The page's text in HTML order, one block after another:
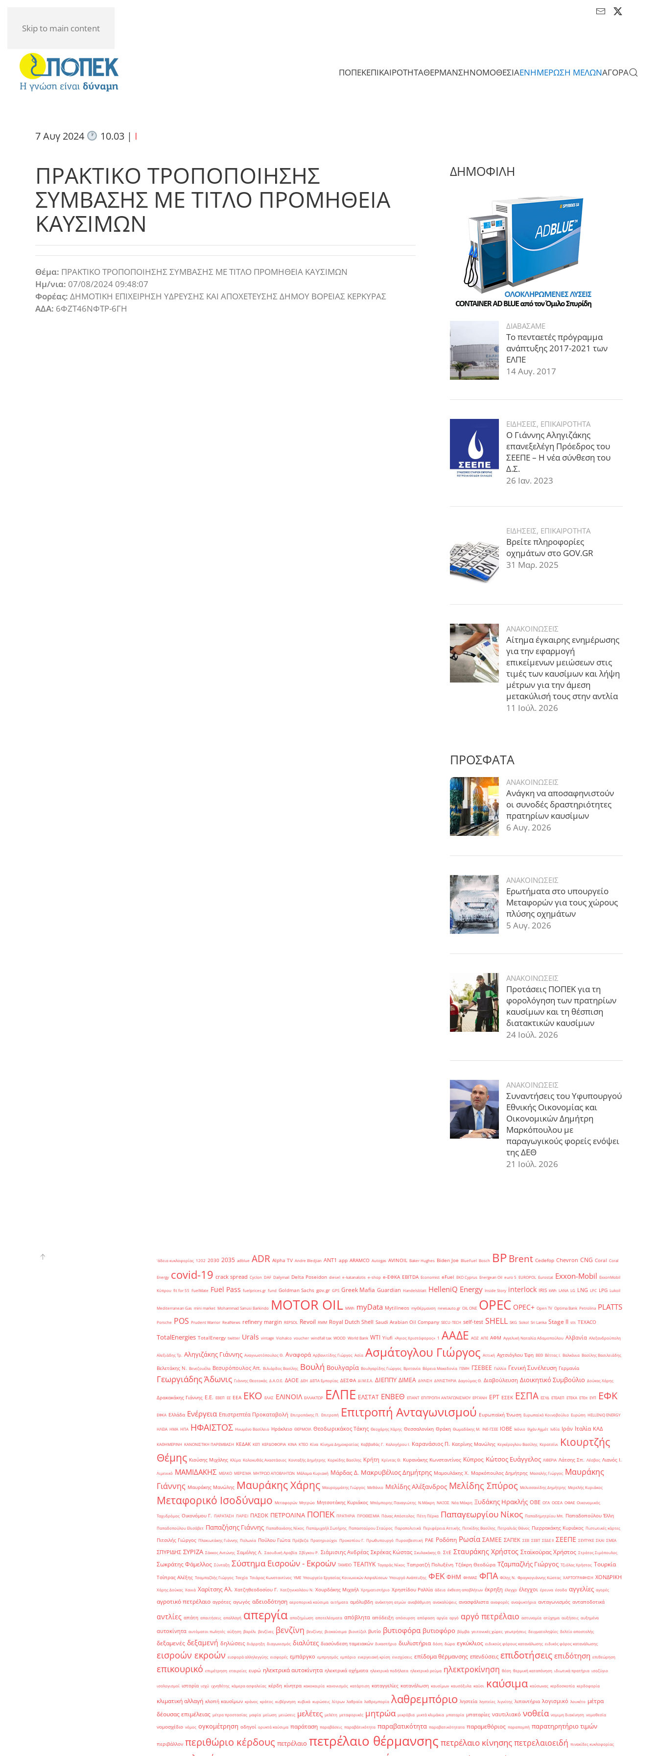
Skip to main content
ΠΟΠΕΚΕΠΙΚΑΙΡΟΤΗΤΑΘΕΡΜΑΝΣΗΝΟΜΟΘΕΣΙΑΕΝΗΜΕΡΩΣΗ ΜΕΛΩΝΑΓΟΡΑ
7 Αυγ 2024 10.03| I
ΠΡΑΚΤΙΚΟ ΤΡΟΠΟΠΟΙΗΣΗΣ
ΣΥΜΒΑΣΗΣ ΜΕ ΤΙΤΛΟ ΠΡΟΜΗΘΕΙΑ
ΚΑΥΣΙΜΩΝ
Θέμα: ΠΡΑΚΤΙΚΟ ΤΡΟΠΟΠΟΙΗΣΗΣ ΣΥΜΒΑΣΗΣ ΜΕ ΤΙΤΛΟ ΠΡΟΜΗΘΕΙΑ ΚΑΥΣΙΜΩΝ
Ημ/νια: 07/08/2024 09:48:07
Φορέας: ΔΗΜΟΤΙΚΗ ΕΠΙΧΕΙΡΗΣΗ ΥΔΡΕΥΣΗΣ ΚΑΙ ΑΠΟΧΕΤΕΥΣΗΣ ΔΗΜΟΥ ΒΟΡΕΙΑΣ ΚΕΡΚΥΡΑΣ
ΑΔΑ: 6ΦΖΤ46ΝΦΤΡ-6ΓΗ
ΔΗΜΟΦΙΛΗ
ΔΙΑΒΑΣΑΜΕ
Το πενταετές πρόγραμμα
ανάπτυξης 2017-2021 των
ΕΛΠΕ
14 Αυγ. 2017
ΕΙΔΗΣΕΙΣ, ΕΠΙΚΑΙΡΟΤΗΤΑ
Ο Γιάννης Αληγιζάκης
επανεξελέγη Πρόεδρος του
ΣΕΕΠΕ – Η νέα σύνθεση του
Δ.Σ.
26 Ιαν. 2023
ΕΙΔΗΣΕΙΣ, ΕΠΙΚΑΙΡΟΤΗΤΑ
Βρείτε πληροφορίες
οχημάτων στο GOV.GR
31 Μαρ. 2025
ΑΝΑΚΟΙΝΩΣΕΙΣ
Αίτημα έγκαιρης ενημέρωσης
για την εφαρμογή
επικείμενων μειώσεων στις
τιμές των καυσίμων και λήψη
μέτρων για την άμεση
μετακύλισή τους στην αντλία
11 Ιούλ. 2026
ΠΡΟΣΦΑΤΑ
ΑΝΑΚΟΙΝΩΣΕΙΣ
Ανάγκη να αποσαφηνιστούν
οι συνοδές δραστηριότητες
πρατηρίων καυσίμων
6 Αυγ. 2026
ΑΝΑΚΟΙΝΩΣΕΙΣ
Ερωτήματα στο υπουργείο
Μεταφορών για τους χώρους
πλύσης οχημάτων
5 Αυγ. 2026
ΑΝΑΚΟΙΝΩΣΕΙΣ
Προτάσεις ΠΟΠΕΚ για τη
φορολόγηση των πρατηρίων
καυσίμων και τη θέσπιση
διατακτικών καυσίμων
24 Ιούλ. 2026
ΑΝΑΚΟΙΝΩΣΕΙΣ
Συναντήσεις του Υφυπουργού
Εθνικής Οικονομίας και
Οικονομικών Δημήτρη
Μαρκόπουλου με
παραγωγικούς φορείς ενόψει
της ΔΕΘ
21 Ιούλ. 2026
'άδεια κυκλοφορίας 1202 2030 2035 adblue ADR Alpha TV Andre Bledjian ANT1 app ARAMCO Autogas AVINOIL Baker Hughes Biden Joe BlueFuel Bosch BPBrent Cedefop Chevron CNG Coral Coral
Energy covid-19 crack spread Cyclon DAF Dailymail Delta Poseidon diesel e-katanalotis e-shop e-ΕΦΚΑ EBITDA Economist eFuel EKO Cyprus Energean Oil euro 5 EUROPOL Eurostat Exxon-Mobil ExxonMobil
Κύπρου fit for 55 FuelMate Fuel Pass fuelprices.gr fund Goldman Sachs gov.gr GPS Greek Mafia Guardian Handelsblatt HelleniQ Energy Inside Story interlock IRIS kWh LANA LG LNG LPC LPG Lukoil
Mediterranean Gas mini market Mohammad Sanusi Barkindo MOTOR OIL MWh myData Mytilineos myΘέρμανση newsauto.gr OIL ONE OPEC OPEC+ Open TV Optima Bank Petrolina PLATTS
Porsche POS Prudent Warrior RealNews refinery margin REPSOL Revoil RMM Royal Dutch Shell Saudi Arabian Oil Company SECU-TECH self-test SHELL SKG Sokol Sri Lanka Stage II sts TEXACO
TotalEnergies TotalEnergy twitter Urals vintage Viohalco voucher windfall tax WOOD World Bank WTI Yiufi «Άγιος Χριστόφορος» ΄1 ΑΑΔΕ ΑΟΖ ΑΠΕ ΑΦΜ Αγγελική Ναταλία Αδαμοπούλου Αλβανία Αλεξανδρούπολη
Αλεξιάδης Τρ. Αληγιζάκης Γιάννης Αναγνωστόπουλος Θ. Αναφορά Αρβανιτίδης Γιώργος Ασία Ασμάτογλου Γιώργος Αττική Αχτσιόγλου Έφη ΒΕΘ Βέττας Ι. Βαλκάνια Βασίλης Βασιλειάδης
Βελετάκης Ν. Βενεζουέλα Βεσυρόπουλος Απ. Βιλιάρδος Βασίλης Βουλή Βουλγαρία Βουλγαρίδης Γιώργος Βρετανία Βόρεια Μακεδονία ΓΕΜΗ ΓΣΕΒΕΕ Γαλλία Γενική Συνέλευση Γερμανία
Γεωργιάδης Άδωνις Γιάννης Θεοτοκάς Δ.Α.Ο.Ε. ΔΑΟΕ ΔΕΗ ΔΕΠΑ Εμπορίας ΔΕΣΦΑ ΔΙ.Μ.Ε.Α. ΔΙΕΠΠΥ ΔΙΜΕΑ ΔΙΥΛΙΣΗ ΔΙΥΛΙΣΤΗΡΙΑ Δαγούμας Θ. Διαβούλευση Διοικητικό Συμβούλιο Δούκας Χάρης
Δρακακάκης Γιάννης Ε.Ε. ΕΒΕΠ ΕΕ ΕΕΑ ΕΚΟ ΕΛΑΣ ΕΛΙΝΟΙΛ ΕΛΛΑΚΤΩΡ ΕΛΠΕ ΕΛΣΤΑΤ ΕΝΒΕΘ ΕΠΑΝΤ ΕΠΙΤΡΟΠΗ ΑΝΤΑΓΩΝΙΣΜΟΥ ΕΡΓΑΝΗ ΕΡΤ ΕΣΕΚ ΕΣΠΑ ΕΣΥΔ ΕΤΕΑΕΠ ΕΤΕΚΑ ΕΤΕπ ΕΥΠ ΕΦΚ
ΕΦΚΑ Ελλάδα Ενέργεια Επιστρεπτέα Προκαταβολή Επιτροπάκης Π. Επιτροπή Επιτροπή Ανταγωνισμού Ευρωπαϊκή Ένωση Ευρωπαϊκό Κοινοβούλιο Ευρώπη ΗELLENiQ ENERGY
ΗΛΕΙΑ ΗΜΑ ΗΠΑ ΗΦΑΙΣΤΟΣ Ηνωμένο Βασίλειο Ηράκλειο ΘΕΡΜΟΙΛ Θεοδωρικάκος Τάκης Θεοχάρης Χάρης Θεσσαλονίκη Θράκη Θωμαδάκης Μ. ΙΝΕ-ΓΣΕΕ ΙΟΒΕ Ικόνιο Ιλχάν Αχμέτ Ινδία Ιράν Ιταλία ΚΑΔ
ΚΑΘΗΜΕΡΙΝΗ ΚΑΝΟΝΙΣΤΙΚΗ ΠΑΡΕΜΒΑΣΗ ΚΕΔΑΚ ΚΕΠ ΚΕΡΔΟΦΟΡΙΑ ΚΙΝΑ ΚΤΕΟ Κίνα Κίνημα Δημοκρατίας Καββαθάς Γ. Καλογήρου Ι. Καρανάσιος Π. Κατρίνης Μανώλης Κεγκέρογλου Βασίλης Κερατσίνι
Κιουρτζής
Θέμης Κιούσης Μιχάλης Κλίμα Κολοκυθάς Αναστάσιος Κονταξής Δημήτρης Κορκίδης Βασίλης Κρήτη Κρίντας Θ. Κυρανάκης Κωνσταντίνος Κύπρος Κώτσος Ευάγγελος ΛΙΒΕΡΙΑ Λάτσης Σπ. Λέσβος Λιανός Ι.
Λιμενικό ΜΑΜΙΔΑΚΗΣ ΜΕΛΚΟ ΜΕΡΙΣΜΑ ΜΗΤΡΩΟ ΑΠΟΒΛΗΤΩΝ Μάλαμα Κυριακή Μάρδας Δ. Μακρυβέλιος Δημήτρης Μαμουλάκης Χ. Μαρκόπουλος Δημήτρης Μασαλής Γιώργος Μαυράκης
Γιάννης Μαυράκης Μανώλης Μαυράκης Χάρης Μαυρομμάτης Γιώργος Μεθάνιο Μελίδης Αλέξανδρος Μελίδης Σπύρος Μελισσανίδης Δημήτρης Μερελής Κυριάκος
Μεταφορικό Ισοδύναμο Μεταφορών Μητρώο Μητσοτάκης Κυριάκος Μπόμπορης Παναγιώτης Ν.Μάκρη ΝΑΞΟΣ Νέα Μάκρη Ξυδάκης Ηρακλής ΟΒΕ ΟΓΑ ΟΟΣΑ ΟΦΑΕ Οικονομικός
Ταχυδρόμος Οικονόμου Γ. ΠΑΡΑΤΑΣΗ ΠΑΡΙΣΙ ΠΑΣΟΚ ΠΕΤΡΟΛΙΝΑ ΠΟΠΕΚ ΠΡΑΤΗΡΙΑ ΠΡΟΘΕΣΜΙΑ Πάνας Απόστολος Πέτη Πέρκα Παπαγεωργίου Νίκος Παπαδημητρίου Μπ. Παπαδοπούλου Έλλη
Παπαδοπούλου Ελισάβετ Παπαζήσης Γιάννης Παπαθανάσης Νίκος Παπαμιχαήλ Σωτήρης Παπασταύρου Σταύρος Παραπολιτικά Περιφέρεια Αττικής Πετκίδης Βασίλης Πετραλιάς Θάνος Πιερρακάκης Κυριάκος Πιστωτικές κάρτες
Πιτσιλής Γιώργος Πλακιωτάκης Γιάννης Πολωνία Πούλου Γιώτα Πρέβεζα Πρατηριούχοι Προκοπίου Γ. Πρωθυπουργό Πυροσβεστική ΡΑΕ Ροδόπη Ρωσία ΣΑΜΕΕ ΣΑΠΕΚ ΣΕΒ ΣΕΒΤ ΣΕΔΕ ΙΙ ΣΕΕΠΕ ΣΕΥΠΥΚΕ ΣΚΑΙ ΣΜΕΑ
ΣΠΥΡΙΔΗΣ ΣΥΡΙΖΑ Σάκκος Αντώνης Σαμόλης Λ. Σαουδική Αραβία Σβίγκου Ρ. Σιάμισιης Ανδρέας Σκρέκας Κώστας Σκυλακάκης Θ. ΣτΕ Σταυράκης Χρήστος Σταϊκούρας Χρήστος Στράτος Σιμόπουλος
Σωκράτης Φάμελλος Σύνταξη Σύστημα Εισροών - Εκροών ΤΑΜΕΙΟ ΤΕΑΠΥΚ Ταγαράς Νίκος Ταπρατζή Πολυξένη Τζάκρη Θεοδώρα Τζαμπαζλής Γιώργος Τζιόλας Χρήστος Τουρκία
Τσίπρας Αλέξης Τσαμπαζλής Γιώργος Τσεχία Τσιάρας Κωνσταντίνος ΥΜΕ Υπουργείο Εργασίας Κοινωνικών Ασφαλίσεων Υπουργό Ανάπτυξης ΦΕΚ ΦΗΜ ΦΗΜΑΣ ΦΠΑ Φίλης Ν. Φραγκογιάννης Κώστας ΧΑΡΤΟΓΡΑΦΗΣΗ ΧΟΝΔΡΙΚΗ
Χάρης Δούκας Χανιά Χαρίτσης Αλ. Χατζηθεοδοσίου Γ. Χατζηνικολάου Ν. Χουρδάκης Μιχαήλ Χρηματιστήριο Χρηστίδου Ραλλία άδεια έκθεση αποβλήτων έκρηξη έλεγχο έλεγχοι έρευνα έσοδα αγγελίες αγορές
αγροτικό πετρέλαιο αγρότες αγωγός αδειοδότηση αεροπορικά καύσιμα αιτήματα αμόλυβδη ανάκτηση ατμών αναβάθμιση ανακαλύψεις ανασφάλιστα αναφορές αναψυκτήρια ανταγωνισμός ανταποδοτικά
αντλίες απάτη απαιτήσεις απαλλαγή απεργία αποζημίωση αποτελέσματα απόβλητα απόδειξη απόσυρση απόφαση αργία αργό αργό πετρέλαιο αστυνομία ατύχημα αυξήσεις αυξημένα
αυτοκίνητα αυτόματοι πωλητές αύξηση βαρέλι βενζίνες βενζίνη βενζίνης βιοκαύσιμα βιοντίζελ βυτίο βυτιοφόρα βυτιοφόρο βόμβα γειτονικές χώρες γεωτρήσεις δειγματοληψίες δελτίο αποστολής
δεξαμενές δεξαμενή δηλώσεις διάρρηξη διαγωνισμός διαλύτες διασύνδεση ταμειακών δικαστήριο διυλιστήρια δόση δώρα εγκύκλιος ειδικούς φόρους κατανάλωσης ειδικός φόρος κατανάλωσης
εισροών εκροών εισφορά αλληλεγγύης εισφορές εμπάργκο εμπρησμός εμπόριο ενεργειακή κρίση ενισχύσεις επίδομα θέρμανσης επενδύσεις επιδοτήσεις επιδότηση επιθεώρηση
επικουρικό επιμέτρηση εταιρείες ευρώ ηλεκτρικά αυτοκίνητα ηλεκτρικά οχήματα ηλεκτρικά ποδήλατα ηλεκτρικό ρεύμα ηλεκτροκίνηση θέση θερμική καταπόνηση ιδιωτικά πρατήρια ισοζύγιο
ισολογισμοί ιστορία ισχύ ιχνηθέτης κάμερα ασφαλείας κέρδη κίνητρα κακοκαιρία κανονισμός κατάρτιση καταγγελίες κατανάλωση καυσίμων καυσόξυλα καύσι καύσιμα καύσωνας κερδοσκοπία κερδοφορία
κλιματική αλλαγή κλοπή καυσίμων κράνος κράτος κυβέρνηση κυβικά κυρώσεις λίτρων λαθραία λαθρεμπορία λαθρεμπόριο ληστεία ληστείες λιγνίτης λιπαντήρια λογισμικό λουκέτο μέτρα
δέουσας επιμέλειας μέτρα προστασίας μαφία μείωση μειώσεις μελέτες μελέτη μεταφορικές μητρώα μικρόβια μικτά κλιμάκια μπαταρία μπαταρίες ναυτιλιακό νοθεία νομιμη διακίνηση νομοθεσία
νομοσχέδιο νόμος ογκομέτρηση οδηγοί ορυκτά καύσιμα παράταση παραβάσεις παραβάτικότητα παραβατικότητα παραβατικότητατα παραμεθόριος παραπομπή παρατηρητήριο τιμών
περιβάλλον περιθώριο κέρδους πετρέλαιο πετρέλαιο θέρμανσης πετρέλαιο κίνησηςπετρελαιοειδή πινακίδες κυκλοφορίας